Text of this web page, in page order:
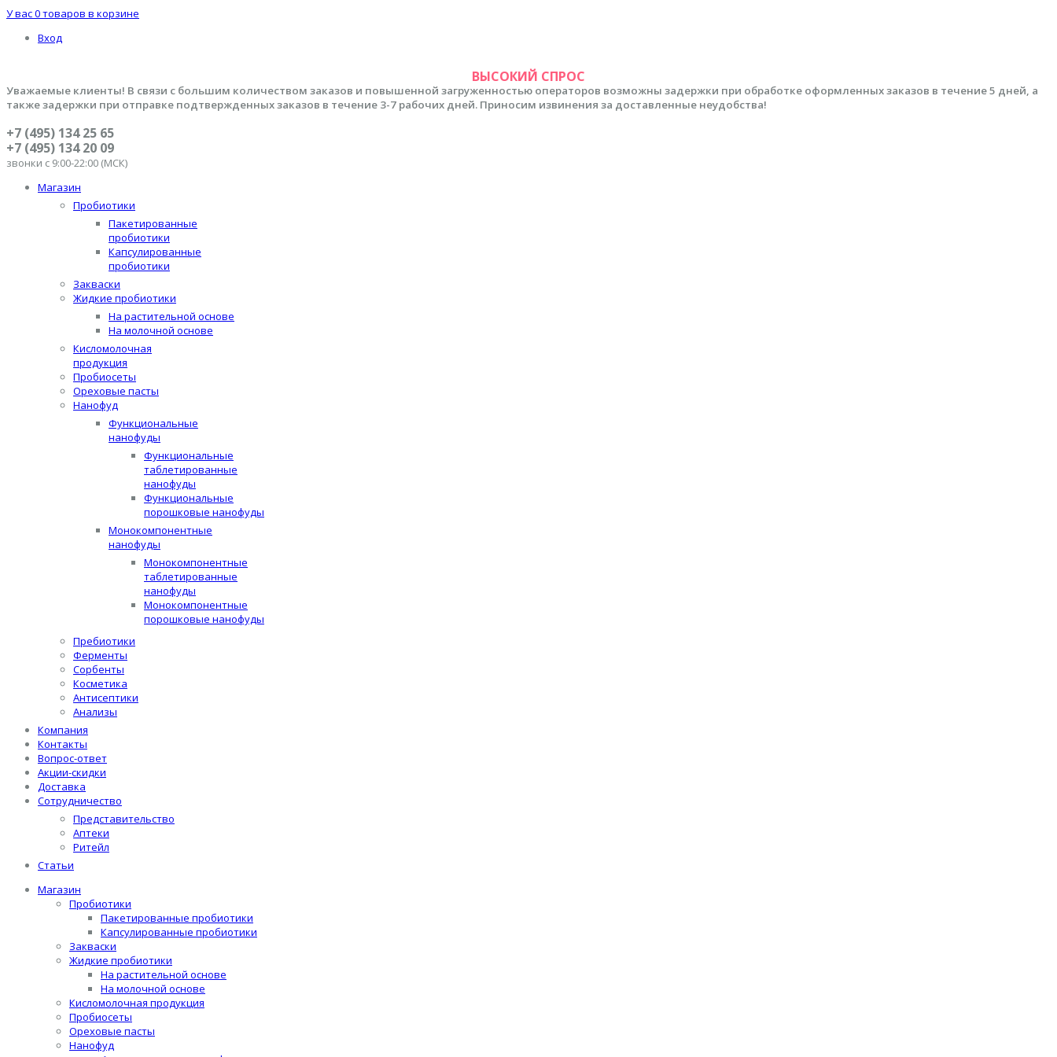
У вас0 товаров в корзине
Вход
ВЫСОКИЙ СПРОС
Уважаемые клиенты! В связи с большим количеством заказов и повышенной загруженностью операторов возможны задержки при обработке оформленных заказов в течение 5 дней, а
также задержки при отправке подтвержденных заказов в течение 3-7 рабочих дней. Приносим извинения за доставленные неудобства!
+7 (495) 134 25 65
+7 (495) 134 20 09
звонки с 9:00-22:00 (МСК)
Магазин
Пробиотики
Пакетированные
пробиотики
Капсулированные
пробиотики
Закваски
Жидкие пробиотики
На растительной основе
На молочной основе
Кисломолочная
продукция
Пробиосеты
Ореховые пасты
Нанофуд
Функциональные
нанофуды
Функциональные
таблетированные
нанофуды
Функциональные
порошковые нанофуды
Монокомпонентные
нанофуды
Монокомпонентные
таблетированные
нанофуды
Монокомпонентные
порошковые нанофуды
Пребиотики
Ферменты
Сорбенты
Косметика
Антисептики
Анализы
Компания
Контакты
Вопрос-ответ
Акции-скидки
Доставка
Сотрудничество
Представительство
Аптеки
Ритейл
Статьи
Магазин
Пробиотики
Пакетированные пробиотики
Капсулированные пробиотики
Закваски
Жидкие пробиотики
На растительной основе
На молочной основе
Кисломолочная продукция
Пробиосеты
Ореховые пасты
Нанофуд